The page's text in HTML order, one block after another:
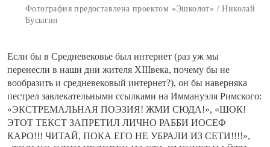
Фотография предоставлена проектом «Эшколот» / Николай
Бусыгин
Если бы в Средневековье был интернет (раз уж мы
перенесли в наши дни жителя XIIIвека, почему бы не
вообразить и средневековый интернет?), он бы наверняка
пестрел завлекательными ссылками на Иммануэля Римского:
«ЭКСТРЕМАЛЬНАЯ ПОЭЗИЯ! ЖМИ СЮДА!», «ШОК!
ЭТОТ ТЕКСТ ЗАПРЕТИЛ ЛИЧНО РАББИ ИОСЕФ
КАРО!!! ЧИТАЙ, ПОКА ЕГО НЕ УБРАЛИ ИЗ СЕТИ!!!!»,